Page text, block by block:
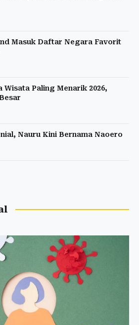
Masuk Daftar Negara Favorit
Paling Menarik 2026,
Nauru Kini Bernama Naoero